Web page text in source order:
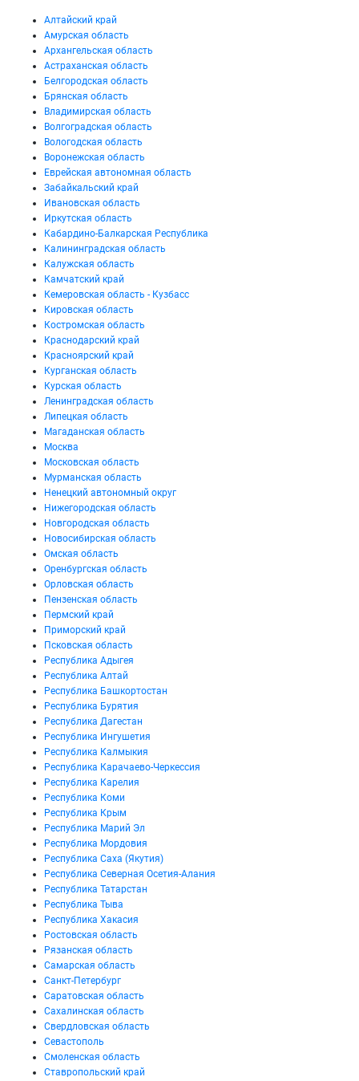
Алтайский край
Амурская область
Архангельская область
Астраханская область
Белгородская область
Брянская область
Владимирская область
Волгоградская область
Вологодская область
Воронежская область
Еврейская автономная область
Забайкальский край
Ивановская область
Иркутская область
Кабардино-Балкарская Республика
Калининградская область
Калужская область
Камчатский край
Кемеровская область - Кузбасс
Кировская область
Костромская область
Краснодарский край
Красноярский край
Курганская область
Курская область
Ленинградская область
Липецкая область
Магаданская область
Москва
Московская область
Мурманская область
Ненецкий автономный округ
Нижегородская область
Новгородская область
Новосибирская область
Омская область
Оренбургская область
Орловская область
Пензенская область
Пермский край
Приморский край
Псковская область
Республика Адыгея
Республика Алтай
Республика Башкортостан
Республика Бурятия
Республика Дагестан
Республика Ингушетия
Республика Калмыкия
Республика Карачаево-Черкессия
Республика Карелия
Республика Коми
Республика Крым
Республика Марий Эл
Республика Мордовия
Республика Саха (Якутия)
Республика Северная Осетия-Алания
Республика Татарстан
Республика Тыва
Республика Хакасия
Ростовская область
Рязанская область
Самарская область
Санкт-Петербург
Саратовская область
Сахалинская область
Свердловская область
Севастополь
Смоленская область
Ставропольский край